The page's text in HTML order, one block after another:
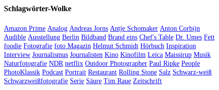
Schlagwörter-Wolke
Amazon Prime Analog Andreas Jorns Antje Schomaker Anton Corbijn
Audible Ausstellung Berlin Bildband Brand eins Chef's Table Dr. Umes Fett
foodie Fotografie foto Magazin Helmut Schmidt Hörbuch Inspiration
Interview Journalismus Journalisten Kino Kinofilm Leica Maissirup Musik
Naturfotografie NDR netflix Outdoor Photographer Paul Ripke People
PhotoKlassik Podcast Portrait Restaurant Rolling Stone Salz Schwarz-weiß
Schwarzweißfotografie Serie Säure Tim Raue Zeitschrift